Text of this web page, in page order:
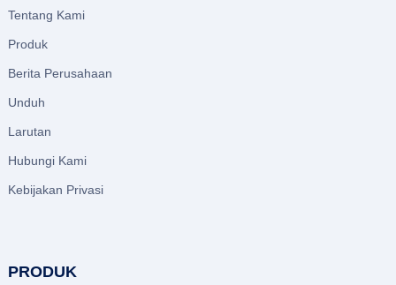
Tentang Kami
Produk
Berita Perusahaan
Unduh
Larutan
Hubungi Kami
Kebijakan Privasi
PRODUK